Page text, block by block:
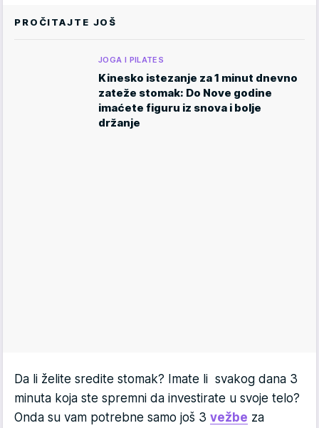
PROČITAJTE JOŠ
JOGA I PILATES
Kinesko istezanje za 1 minut dnevno
zateže stomak: Do Nove godine
imaćete figuru iz snova i bolje
držanje
Da li želite sredite stomak? Imate li svakog dana 3
minuta koja ste spremni da investirate u svoje telo?
Onda su vam potrebne samo još 3 vežbe za